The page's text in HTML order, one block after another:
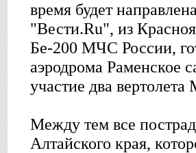
время будет
"Вести.Ru", из
Бе-200 МЧС России,
аэродрома Раменское
участие два
Между тем все
Алтайского края,